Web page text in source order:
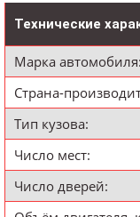
Технические
Марка автомобиля:
Страна-
Тип кузова:
Число мест:
Число дверей: